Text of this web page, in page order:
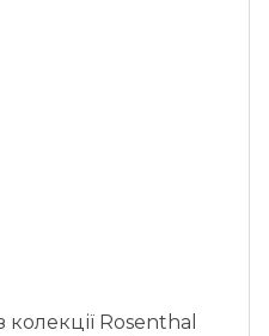
Rosenthal